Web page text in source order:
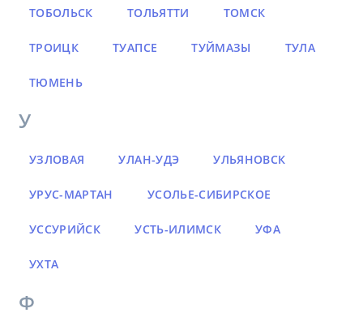
ТОБОЛЬСК ТОЛЬЯТТИ ТОМСК
ТРОИЦК ТУАПСЕ ТУЙМАЗЫ ТУЛА
ТЮМЕНЬ
У
УЗЛОВАЯ УЛАН-УДЭ УЛЬЯНОВСК
УРУС-МАРТАН УСОЛЬЕ-СИБИРСКОЕ
УССУРИЙСК УСТЬ-ИЛИМСК УФА
УХТА
Ф